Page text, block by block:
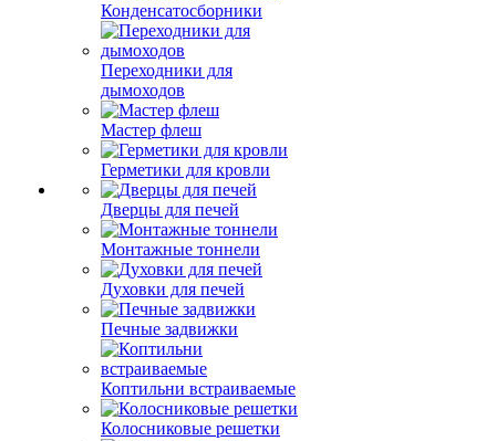
Конденсатосборники
Переходники для
дымоходов
Мастер флеш
Герметики для кровли
Дверцы для печей
Монтажные тоннели
Духовки для печей
Печные задвижки
Коптильни встраиваемые
Колосниковые решетки